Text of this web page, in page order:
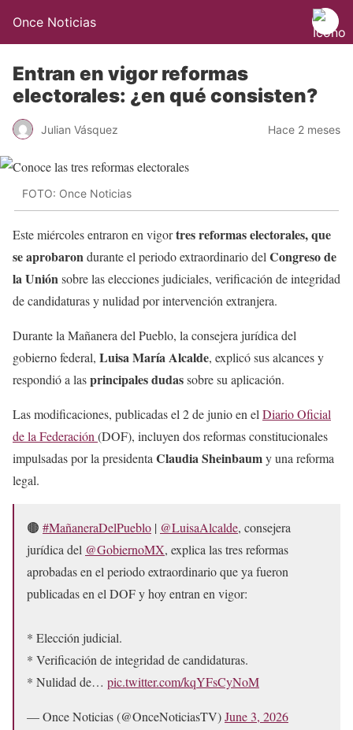
Once Noticias
Entran en vigor reformas
electorales: ¿en qué consisten?
Julian Vásquez Hace 2 meses
FOTO: Once Noticias
Este miércoles entraron en vigortres reformas electorales, que
se aprobarondurante el periodo extraordinario del Congreso de
la Uniónsobre las elecciones judiciales, verificación de integridad
de candidaturas y nulidad por intervención extranjera.
Durante la Mañanera del Pueblo, la consejera jurídica del
gobierno federal, Luisa María Alcalde, explicó sus alcances y
respondió a lasprincipales dudassobre su aplicación.
Las modificaciones, publicadas el 2 de junio en el Diario Oficial
de la Federación (DOF), incluyen dos reformas constitucionales
impulsadas por la presidenta Claudia Sheinbaumy una reforma
legal.
🟤 #MañaneraDelPueblo | @LuisaAlcalde, consejera
jurídica del @GobiernoMX, explica las tres reformas
aprobadas en el periodo extraordinario que ya fueron
publicadas en el DOF y hoy entran en vigor:
* Elección judicial.
* Verificación de integridad de candidaturas.
* Nulidad de… pic.twitter.com/kqYFsCyNoM
— Once Noticias (@OnceNoticiasTV)June 3, 2026